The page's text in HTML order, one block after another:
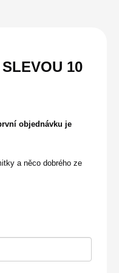
SLEVOU 10
objednávku je
a něco dobrého ze